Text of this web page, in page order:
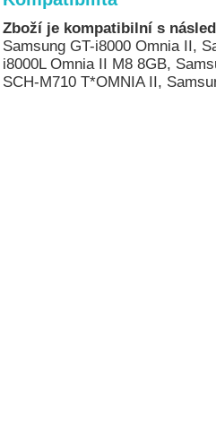
Zboží je kompatibilní s
Samsung GT-i8000 Omnia II,
i8000L Omnia II M8 8GB,
SCH-M710 T*OMNIA II,